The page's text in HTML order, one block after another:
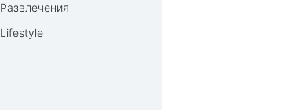
Развлечения
Lifestyle